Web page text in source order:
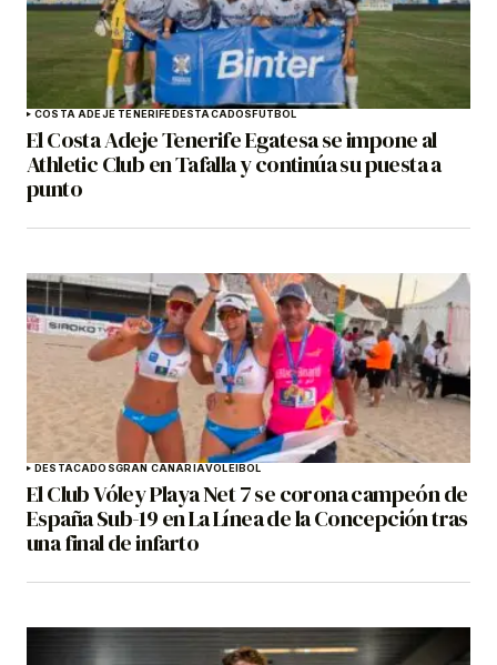
COSTA ADEJE TENERIFEDESTACADOSFÚTBOL
El Costa Adeje Tenerife Egatesa se impone al
Athletic Club en Tafalla y continúa su puesta a
punto
DESTACADOSGRAN CANARIAVOLEIBOL
El Club Vóley Playa Net 7 se corona campeón de
España Sub-19 en La Línea de la Concepción tras
una final de infarto